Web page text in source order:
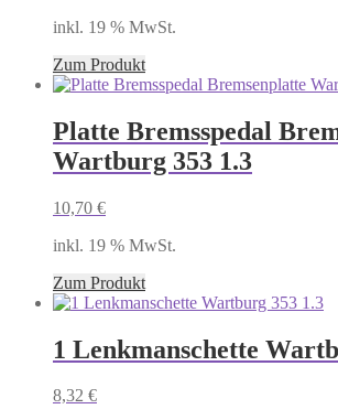
inkl. 19 % MwSt.
Zum Produkt
Platte Bremsspedal
Wartburg 353 1.3
10,70 €
inkl. 19 % MwSt.
Zum Produkt
1 Lenkmanschette
8,32 €